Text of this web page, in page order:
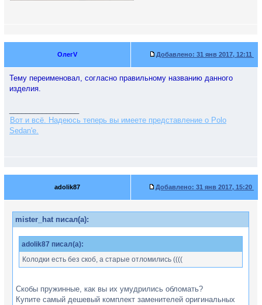
ОлегV Добавлено: 31 янв 2017, 12:11
Тему переименовал, согласно правильному названию данного
изделия.
Вот и всё. Надеюсь теперь вы имеете представление о Polo
Sedan'е.
adolik87 Добавлено: 31 янв 2017, 15:20
mister_hat писал(а):
adolik87 писал(а):
Колодки есть без скоб, а старые отломились ((((
Скобы пружинные, как вы их умудрились обломать?
Купите самый дешевый комплект заменителей оригинальных